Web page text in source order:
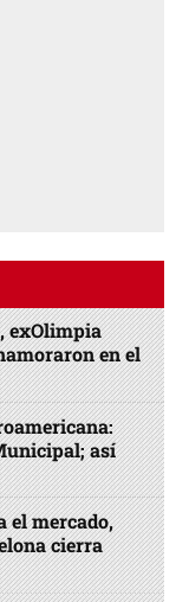
exOlimpia
en el
así
el mercado,
cierra